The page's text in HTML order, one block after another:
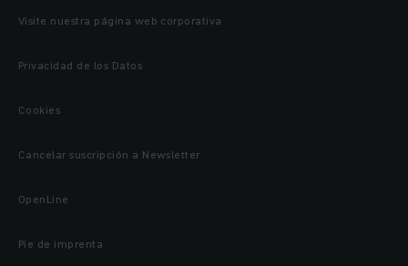
Visite nuestra página web corporativa
Privacidad de los Datos
Cookies
Cancelar suscripción a Newsletter
OpenLine
Pie de imprenta